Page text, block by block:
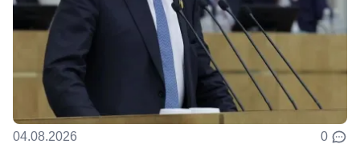
04.08.2026 0